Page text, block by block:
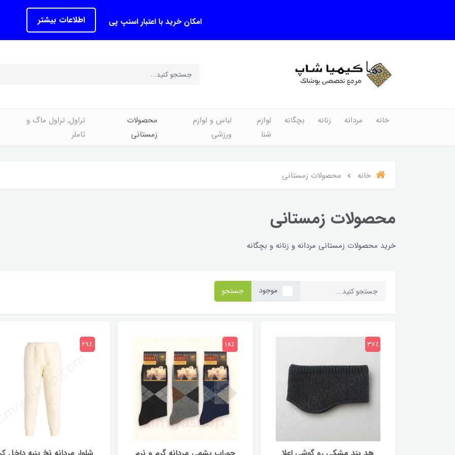
امکان خرید با اعتبار اسنپ پی اطلاعات بیشتر
خانه مردانه زنانه بچگانه
لوازم
شنا
لباس و لوازم
ورزشی
محصولات
زمستانی
تراول, تراول ماگ و
تاملر
خانه محصولات زمستانی
محصولات زمستانی
خرید محصولات زمستانی مردانه و زنانه و بچگانه
موجود جستجو
36٪ 18٪ 29٪